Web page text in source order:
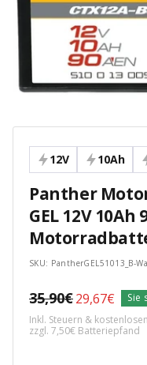
12V 10Ah
Panther
GEL 12V 10Ah
SKU: PantherGEL51013_B-
29,67€
Regulärer
Preis
35,90€
Sie
Inkl. Steuern &
zzgl. 7,50€ Batteriepfand